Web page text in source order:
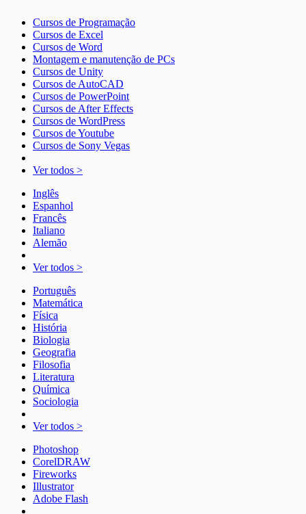
Cursos de Programação
Cursos de Excel
Cursos de Word
Montagem e manutenção de PCs
Cursos de Unity
Cursos de AutoCAD
Cursos de PowerPoint
Cursos de After Effects
Cursos de WordPress
Cursos de Youtube
Cursos de Sony Vegas
Ver todos >
Inglês
Espanhol
Francês
Italiano
Alemão
Ver todos >
Português
Matemática
Física
História
Biologia
Geografia
Filosofia
Literatura
Química
Sociologia
Ver todos >
Photoshop
CorelDRAW
Fireworks
Illustrator
Adobe Flash